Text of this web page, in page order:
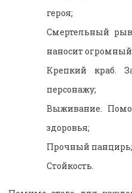
героя;
Смертельный
наносит огромный
Крепкий краб.
персонажу;
Выживание.
здоровья;
Прочный панцирь;
Стойкость.